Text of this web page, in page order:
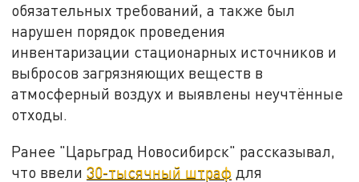
обязательных требований, а также был
нарушен порядок проведения
инвентаризации стационарных источников и
выбросов загрязняющих веществ в
атмосферный воздух и выявлены неучтённые
отходы.
Ранее "Царьград Новосибирск" рассказывал,
что ввели30-тысячный штраф для